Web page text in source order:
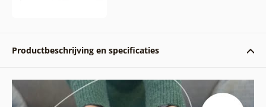
Productbeschrijving en specificaties